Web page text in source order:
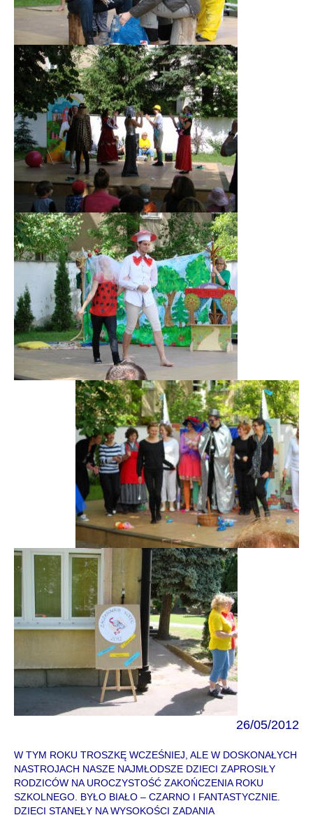
26/05/2012
W TYM ROKU TROSZKĘ WCZEŚNIEJ, ALE W DOSKONAŁYCH
NASTROJACH NASZE NAJMŁODSZE DZIECI ZAPROSIŁY
RODZICÓW NA UROCZYSTOŚĆ ZAKOŃCZENIA ROKU
SZKOLNEGO. BYŁO BIAŁO – CZARNO I FANTASTYCZNIE.
DZIECI STANĘŁY NA WYSOKOŚCI ZADANIA